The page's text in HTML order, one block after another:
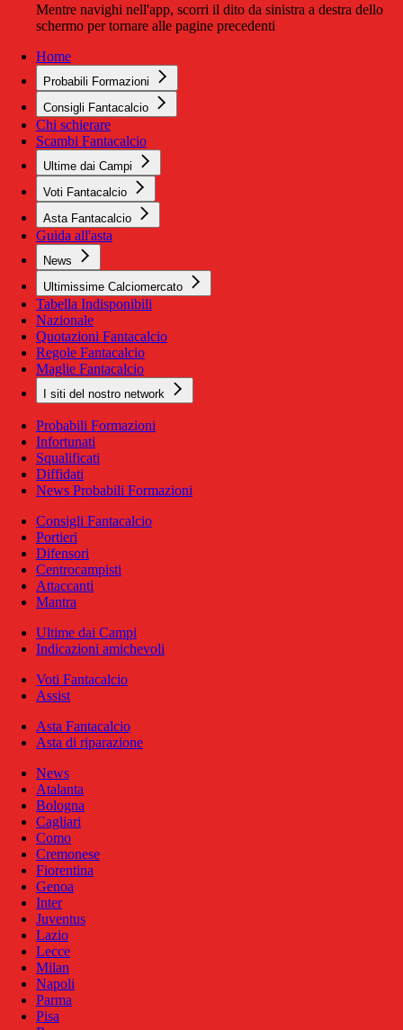
Mentre navighi nell'app, scorri il dito da sinistra a destra dello
schermo per tornare alle pagine precedenti
Home
Probabili Formazioni
Consigli Fantacalcio
Chi schierare
Scambi Fantacalcio
Ultime dai Campi
Voti Fantacalcio
Asta Fantacalcio
Guida all'asta
News
Ultimissime Calciomercato
Tabella Indisponibili
Nazionale
Quotazioni Fantacalcio
Regole Fantacalcio
Maglie Fantacalcio
I siti del nostro network
Probabili Formazioni
Infortunati
Squalificati
Diffidati
News Probabili Formazioni
Consigli Fantacalcio
Portieri
Difensori
Centrocampisti
Attaccanti
Mantra
Ultime dai Campi
Indicazioni amichevoli
Voti Fantacalcio
Assist
Asta Fantacalcio
Asta di riparazione
News
Atalanta
Bologna
Cagliari
Como
Cremonese
Fiorentina
Genoa
Inter
Juventus
Lazio
Lecce
Milan
Napoli
Parma
Pisa